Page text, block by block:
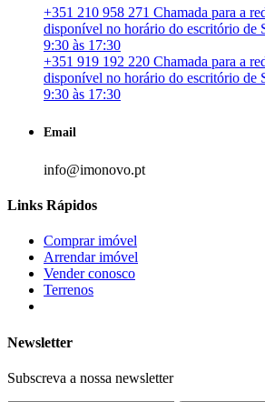
+351 210 958 271 Chamada para a
disponível no horário do escritório de
9:30 às 17:30
+351 919 192 220 Chamada para a
disponível no horário do escritório de
9:30 às 17:30
Email
info@imonovo.pt
Links Rápidos
Comprar imóvel
Arrendar imóvel
Vender conosco
Terrenos
Newsletter
Subscreva a nossa newsletter